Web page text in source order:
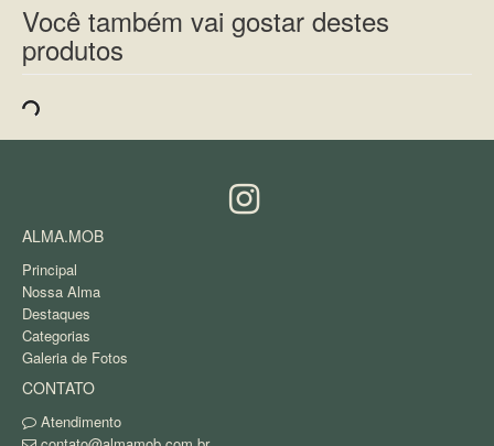
Você também vai gostar destes
produtos
ALMA.MOB
Principal
Nossa Alma
Destaques
Categorias
Galeria de Fotos
CONTATO
Atendimento